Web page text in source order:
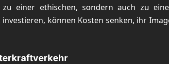
einer ethischen, sondern auch zu
können Kosten senken, ihr